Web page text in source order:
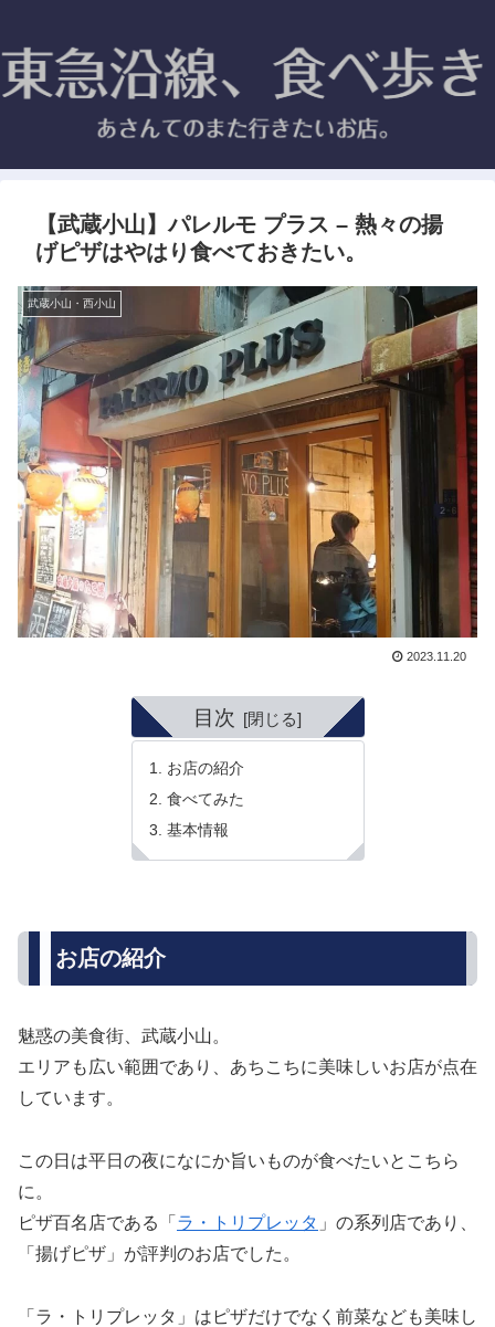
【武蔵小山】パレルモ プラス – 熱々の揚
げピザはやはり食べておきたい。
武蔵小山・西小山
2023.11.20
目次
お店の紹介
食べてみた
基本情報
お店の紹介
魅惑の美食街、武蔵小山。
エリアも広い範囲であり、あちこちに美味しいお店が点在
しています。
この日は平日の夜になにか旨いものが食べたいとこちら
に。
ピザ百名店である「 ラ・トリプレッタ 」の系列店であり、
「揚げピザ」が評判のお店でした。
「ラ・トリプレッタ」はピザだけでなく前菜なども美味し